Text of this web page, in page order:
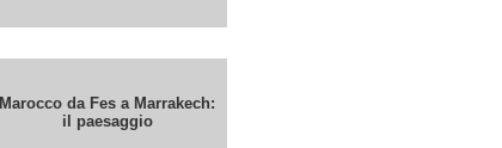
Marocco da Fes a Marrakech:
il paesaggio